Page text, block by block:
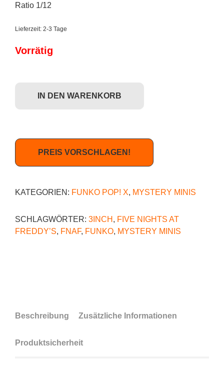
Ratio 1/12
Lieferzeit: 2-3 Tage
Vorrätig
IN DEN WARENKORB
PREIS VORSCHLAGEN!
KATEGORIEN: FUNKO POP! X, MYSTERY MINIS
SCHLAGWÖRTER: 3INCH , FIVE NIGHTS AT
FREDDY’S, FNAF, FUNKO, MYSTERY MINIS
Beschreibung Zusätzliche Informationen
Produktsicherheit